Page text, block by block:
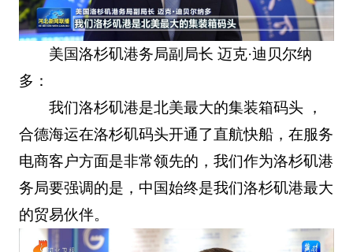
美国洛杉矶港务局副局长 迈克·迪贝尔纳
多：
我们洛杉矶港是北美最大的集装箱码头 ，
合德海运在洛杉矶码头开通了直航快船，在服务
电商客户方面是非常领先的，我们作为洛杉矶港
务局要强调的是，中国始终是我们洛杉矶港最大
的贸易伙伴。